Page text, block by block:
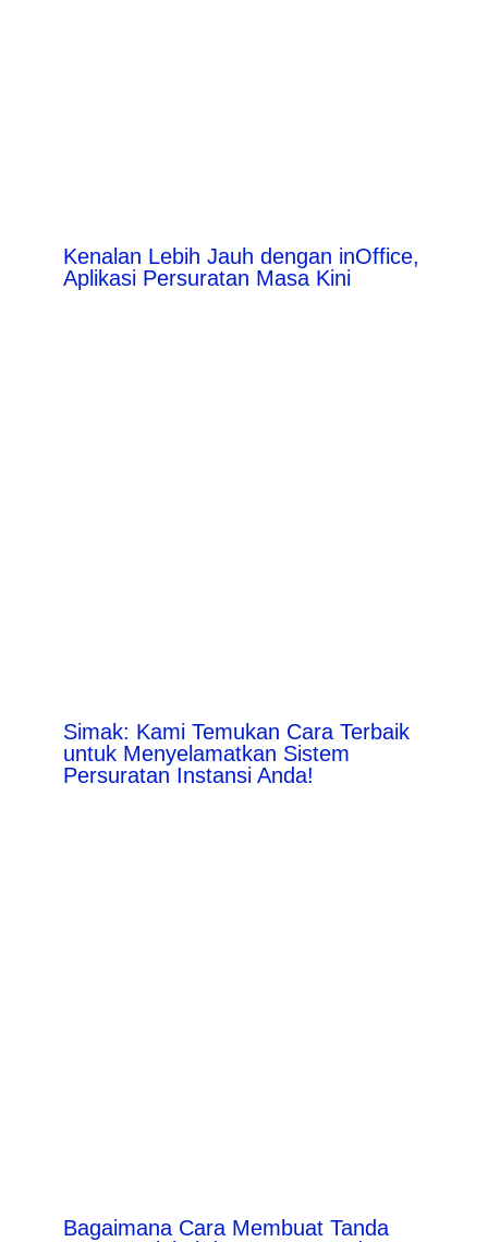
Kenalan Lebih Jauh dengan inOffice,
Aplikasi Persuratan Masa Kini
Simak: Kami Temukan Cara Terbaik
untuk Menyelamatkan Sistem
Persuratan Instansi Anda!
Bagaimana Cara Membuat Tanda